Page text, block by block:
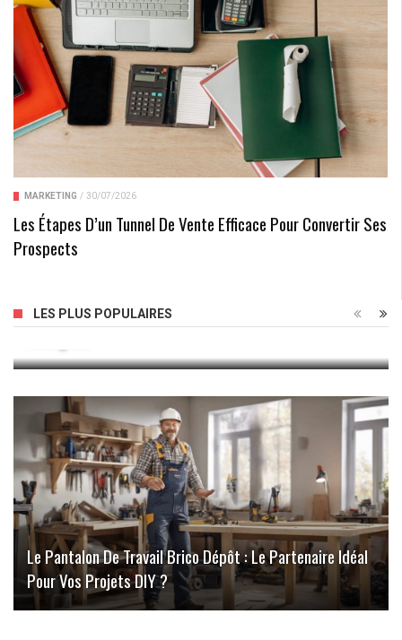
MARKETING / 30/07/2026
Les Étapes D’un Tunnel De Vente Efficace Pour Convertir Ses
Prospects
LES PLUS POPULAIRES
La Triste Réalité : Cette Story N’est Pas Disponible Sur
Le Pantalon De Travail Brico Dépôt : Le Partenaire Idéal
Pour Vos Projets DIY ?
Comment Élaborer Un Plan D’action Marketing Efficace